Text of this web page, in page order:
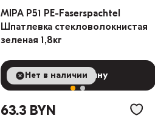
MIPA P51 PE-Faserspachtel
Шпатлевка стекловолокнистая
зеленая 1,8кг
В корзину
Нет в наличии
63.3 BYN